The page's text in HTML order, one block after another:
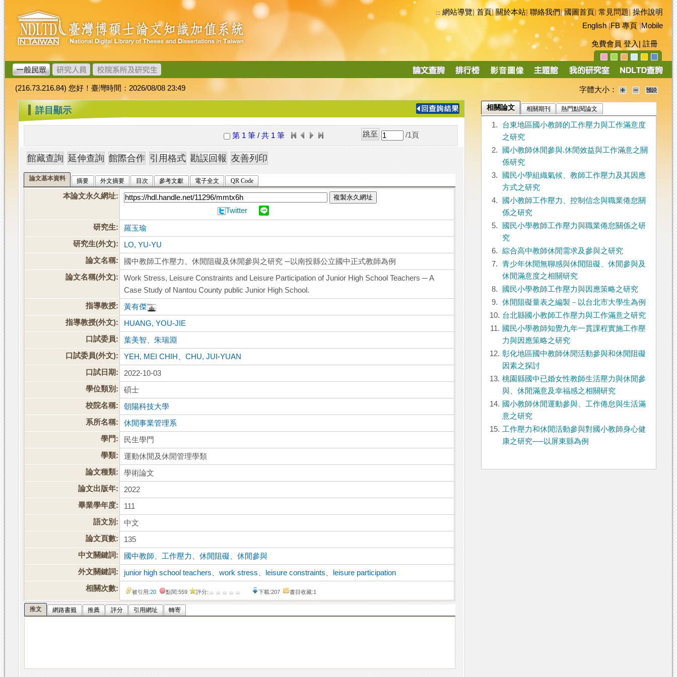
跳
到
主
要
內
容
臺
灣
博
碩
士
論
文
加
值
系
統
::: 網站導覽|首頁|關於本站 聯絡我們|國圖首頁 常見問題|操作說明
English|FB 專頁|Mobile
免費會員 登入 註冊
導
(216.73.216.84) 您好！臺灣時間：2026/08/08 23:49 字體大小：
::: 詳目顯示
第 1 筆 / 共 1 筆 /1 頁
論文基本資料 摘要 外文摘要 目次 參考文獻 電子全文 QR Code
本論文永久網址: 複製永久網址
Twitter
研究生:
羅玉瑜
研究生(外文):
LO, YU-YU
論文名稱:
國中教師工作壓力、休閒阻礙及休閒參與之研究 ─以南投縣公立國中正式教師為例
論文名稱(外文):
Work Stress, Leisure Constraints and Leisure Participation of Junior High School Teachers ─ A
Case Study of Nantou County public Junior High School.
指導教授:
黃有傑
指導教授(外文):
HUANG, YOU-JIE
口試委員:
葉美智 、朱瑞淵
口試委員(外文):
YEH, MEI CHIH 、CHU, JUI-YUAN
口試日期:
2022-10-03
學位類別:
碩士
校院名稱:
朝陽科技大學
系所名稱:
休閒事業管理系
學門:
民生學門
學類:
運動休閒及休閒管理學類
論文種類:
學術論文
論文出版年:
2022
畢業學年度:
111
語文別:
中文
論文頁數:
135
中文關鍵詞:
國中教師 工作壓力 、休閒阻礙 、休閒參與
外文關鍵詞:
junior high school teachers 、work stress leisure constraints
leisure participation
相關次數:
被引用:20 點閱:559 評分: 下載:207 書目收藏:1
推文 網路書籤 推薦 評分 引用網址 轉寄
相關論文 相關期刊 熱門點閱論文
1.
台東地區國小教師的工作壓力與工作滿意度
之研究
2.
國小教師休閒參與.休閒效益與工作滿意之關
係研究
3.
國民小學組織氣候、教師工作壓力及其因應
方式之研究
4.
國小教師工作壓力、控制信念與職業倦怠關
係之研究
5.
國民小學教師工作壓力與職業倦怠關係之研
究
6.
綜合高中教師休閒需求及參與之研究
7.
青少年休閒無聊感與休閒阻礙、休閒參與及
休閒滿意度之相關研究
8.
國民小學教師工作壓力與因應策略之研究
9.
休閒阻礙量表之編製－以台北市大學生為例
10. 台北縣國小教師工作壓力與工作滿意之研究
11. 國民小學教師知覺九年一貫課程實施工作壓
力與因應策略之研究
12. 彰化地區國中教師休閒活動參與和休閒阻礙
因素之探討
13. 桃園縣國中已婚女性教師生活壓力與休閒參
與、休閒滿意及幸福感之相關研究
14. 國小教師休閒運動參與、工作倦怠與生活滿
意之研究
15. 工作壓力和休閒活動參與對國小教師身心健
康之研究──以屏東縣為例